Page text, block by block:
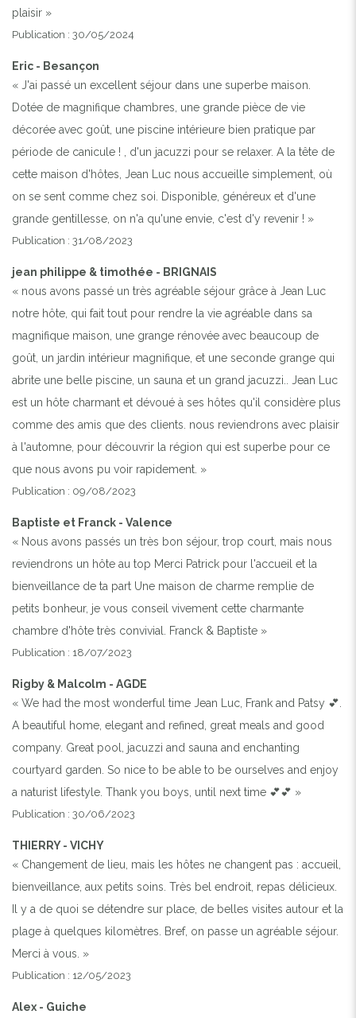
PISCINE CHAUFÉE
plaisir »
Publication : 30/05/2024
Eric - Besançon
« J'ai passé un excellent séjour dans une superbe maison.
Dotée de magnifique chambres, une grande pièce de vie
décorée avec goût, une piscine intérieure bien pratique par
période de canicule ! , d'un jacuzzi pour se relaxer. A la tête de
cette maison d'hôtes, Jean Luc nous accueille simplement, où
on se sent comme chez soi. Disponible, généreux et d'une
grande gentillesse, on n'a qu'une envie, c'est d'y revenir ! »
Publication : 31/08/2023
jean philippe & timothée - BRIGNAIS
« nous avons passé un très agréable séjour grâce à Jean Luc
notre hôte, qui fait tout pour rendre la vie agréable dans sa
magnifique maison, une grange rénovée avec beaucoup de
goût, un jardin intérieur magnifique, et une seconde grange qui
abrite une belle piscine, un sauna et un grand jacuzzi.. Jean Luc
est un hôte charmant et dévoué à ses hôtes qu'il considère plus
comme des amis que des clients. nous reviendrons avec plaisir
à l'automne, pour découvrir la région qui est superbe pour ce
que nous avons pu voir rapidement. »
Publication : 09/08/2023
Baptiste et Franck - Valence
« Nous avons passés un très bon séjour, trop court, mais nous
reviendrons un hôte au top Merci Patrick pour l'accueil et la
bienveillance de ta part Une maison de charme remplie de
petits bonheur, je vous conseil vivement cette charmante
chambre d'hôte très convivial. Franck & Baptiste »
Publication : 18/07/2023
Rigby & Malcolm - AGDE
« We had the most wonderful time Jean Luc, Frank and Patsy 💕.
A beautiful home, elegant and refined, great meals and good
company. Great pool, jacuzzi and sauna and enchanting
courtyard garden. So nice to be able to be ourselves and enjoy
a naturist lifestyle. Thank you boys, until next time 💕💕 »
Publication : 30/06/2023
THIERRY - VICHY
« Changement de lieu, mais les hôtes ne changent pas : accueil,
bienveillance, aux petits soins. Très bel endroit, repas délicieux.
Il y a de quoi se détendre sur place, de belles visites autour et la
plage à quelques kilomètres. Bref, on passe un agréable séjour.
Merci à vous. »
Publication : 12/05/2023
Alex - Guiche